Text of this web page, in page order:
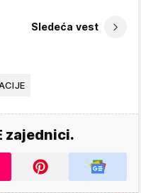
Sledeća vest
zajednici.